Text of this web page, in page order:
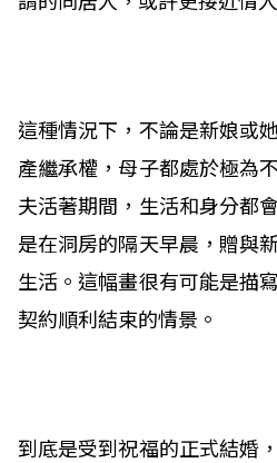
這種情況下，不論是新娘或
產繼承權，母子都處於極為
夫活著期間，生活和身分都
是在洞房的隔天早晨，贈與
生活。這幅畫很有可能是描
契約順利結束的情景。
到底是受到祝福的正式結婚